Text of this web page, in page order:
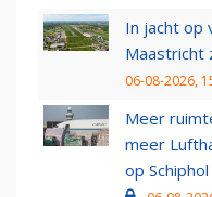
In jacht op
Maastricht
06-08-2026,
Meer
meer
op Schiphol